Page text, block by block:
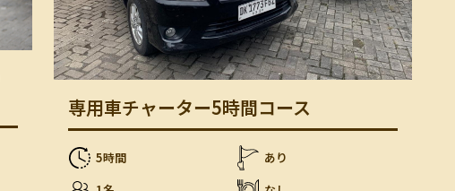
専用車チャーター5時間コース
5時間
あり